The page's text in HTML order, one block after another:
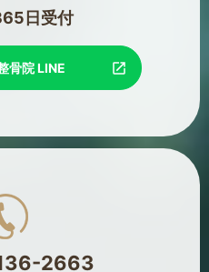
日受付
骨院 LINE
2663